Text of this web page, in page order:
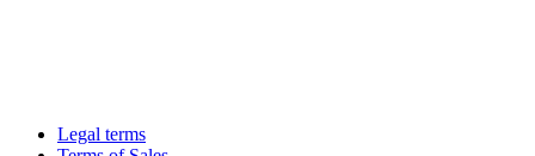
Legal terms